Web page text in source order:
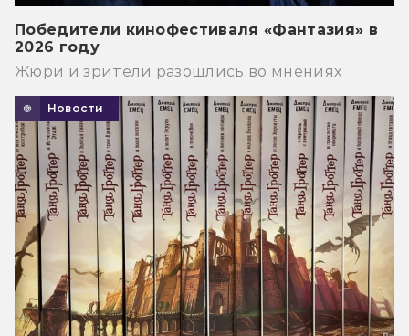
Победители кинофестиваля «Фантазия» в
2026 году
Жюри и зрители разошлись во мнениях
Новости